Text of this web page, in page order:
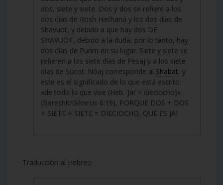
dos, siete y siete. Dos y dos se refiere a los
dos días de Rosh Hashaná y los dos días de
Shavuot, y debido a que hay dos DE
SHAVUOT, debido a la duda, por lo tanto, hay
dos días de Purim en su lugar. Siete y siete se
refieren a los siete días de Pesaj y a los siete
días de Sucot. Nóaj corresponde al Shabat, y
este es el significado de lo que está escrito:
«de todo lo que vive (Heb. ‘Jai’ = dieciocho)»
(Bereshit/Génesis 6:19), PORQUE DOS + DOS
+ SIETE + SIETE = DIECIOCHO, QUE ES JAI.
Traducción al Hebreo: